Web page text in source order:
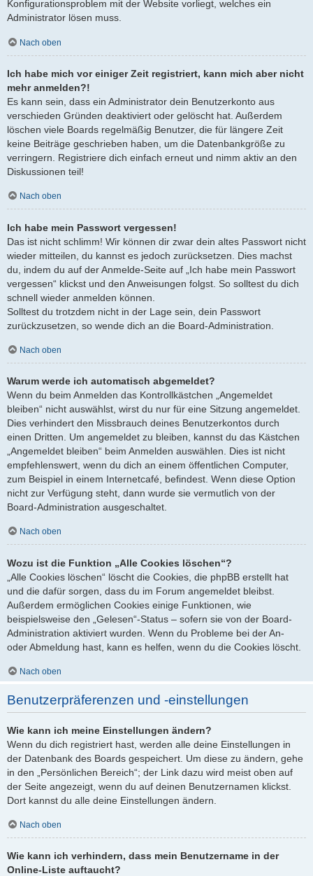
Konfigurationsproblem mit der Website vorliegt, welches ein
Administrator lösen muss.
Nach oben
Ich habe mich vor einiger Zeit registriert, kann mich aber nicht
mehr anmelden?!
Es kann sein, dass ein Administrator dein Benutzerkonto aus
verschieden Gründen deaktiviert oder gelöscht hat. Außerdem
löschen viele Boards regelmäßig Benutzer, die für längere Zeit
keine Beiträge geschrieben haben, um die Datenbankgröße zu
verringern. Registriere dich einfach erneut und nimm aktiv an den
Diskussionen teil!
Nach oben
Ich habe mein Passwort vergessen!
Das ist nicht schlimm! Wir können dir zwar dein altes Passwort nicht
wieder mitteilen, du kannst es jedoch zurücksetzen. Dies machst
du, indem du auf der Anmelde-Seite auf „Ich habe mein Passwort
vergessen“ klickst und den Anweisungen folgst. So solltest du dich
schnell wieder anmelden können.
Solltest du trotzdem nicht in der Lage sein, dein Passwort
zurückzusetzen, so wende dich an die Board-Administration.
Nach oben
Warum werde ich automatisch abgemeldet?
Wenn du beim Anmelden das Kontrollkästchen „Angemeldet
bleiben“ nicht auswählst, wirst du nur für eine Sitzung angemeldet.
Dies verhindert den Missbrauch deines Benutzerkontos durch
einen Dritten. Um angemeldet zu bleiben, kannst du das Kästchen
„Angemeldet bleiben“ beim Anmelden auswählen. Dies ist nicht
empfehlenswert, wenn du dich an einem öffentlichen Computer,
zum Beispiel in einem Internetcafé, befindest. Wenn diese Option
nicht zur Verfügung steht, dann wurde sie vermutlich von der
Board-Administration ausgeschaltet.
Nach oben
Wozu ist die Funktion „Alle Cookies löschen“?
„Alle Cookies löschen“ löscht die Cookies, die phpBB erstellt hat
und die dafür sorgen, dass du im Forum angemeldet bleibst.
Außerdem ermöglichen Cookies einige Funktionen, wie
beispielsweise den „Gelesen“-Status – sofern sie von der Board-
Administration aktiviert wurden. Wenn du Probleme bei der An-
oder Abmeldung hast, kann es helfen, wenn du die Cookies löscht.
Nach oben
Benutzerpräferenzen und -einstellungen
Wie kann ich meine Einstellungen ändern?
Wenn du dich registriert hast, werden alle deine Einstellungen in
der Datenbank des Boards gespeichert. Um diese zu ändern, gehe
in den „Persönlichen Bereich“; der Link dazu wird meist oben auf
der Seite angezeigt, wenn du auf deinen Benutzernamen klickst.
Dort kannst du alle deine Einstellungen ändern.
Nach oben
Wie kann ich verhindern, dass mein Benutzername in der
Online-Liste auftaucht?